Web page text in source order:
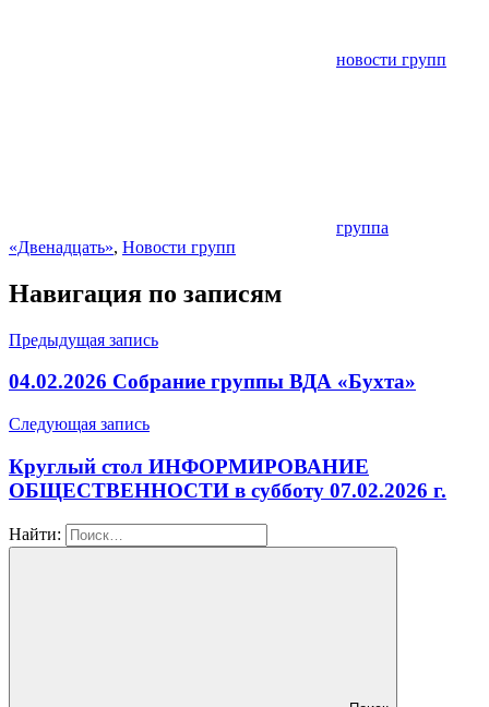
новости групп
группа
«Двенадцать», Новости групп
Навигация по записям
Предыдущая запись
04.02.2026 Собрание группы ВДА «Бухта»
Следующая запись
Круглый стол ИНФОРМИРОВАНИЕ
ОБЩЕСТВЕННОСТИ в субботу 07.02.2026 г.
Найти: